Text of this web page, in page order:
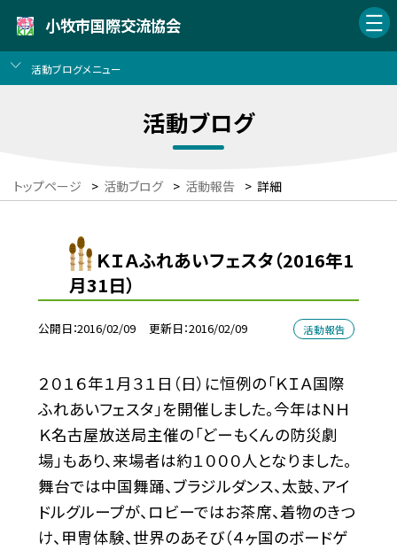
小牧市国際交流協会
活動ブログメニュー
活動ブログ
トップページ > 活動ブログ > 活動報告 > 詳細
ＫＩＡふれあいフェスタ（2016年1
月31日）
公開日 2016/02/09 更新日 2016/02/09 活動報告
２０１６年１月３１日（日）に恒例の「ＫＩＡ国際
ふれあいフェスタ」を開催しました。今年はＮＨ
Ｋ名古屋放送局主催の「どーもくんの防災劇
場」もあり、来場者は約１０００人となりました。
舞台では中国舞踊、ブラジルダンス、太鼓、アイ
ドルグループが、ロビーではお茶席、着物のきつ
け、甲冑体験、世界のあそび（４ヶ国のボードゲ